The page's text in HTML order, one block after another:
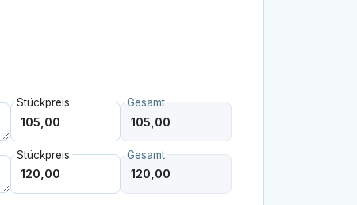
Stückpreis Gesamt
Stückpreis Gesamt